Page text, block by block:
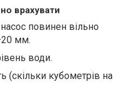
врахувати
повинен вільно
мм.
води.
(скільки кубометрів на